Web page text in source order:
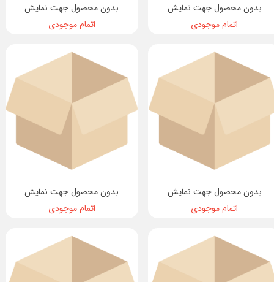
بدون محصول جهت نمایش
اتمام موجودی
بدون محصول جهت نمایش
اتمام موجودی
بدون محصول جهت نمایش
اتمام موجودی
بدون محصول جهت نمایش
اتمام موجودی